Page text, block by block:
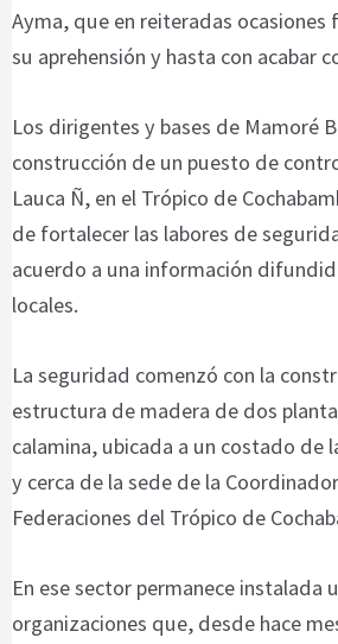
Ayma, que en reiteradas ocasiones
su aprehensión y hasta con acabar
Los dirigentes y bases de Mamoré
construcción de un puesto de
Lauca Ñ, en el Trópico de
de fortalecer las labores de
acuerdo a una información
locales.
La seguridad comenzó con la
estructura de madera de dos
calamina, ubicada a un costado de
y cerca de la sede de la
Federaciones del Trópico de
En ese sector permanece instalada
organizaciones que, desde hace